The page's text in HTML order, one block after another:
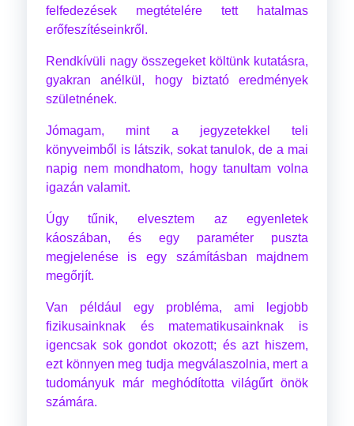
felfedezések megtételére tett hatalmas
erőfeszítéseinkről.
Rendkívüli nagy összegeket költünk kutatásra,
gyakran anélkül, hogy biztató eredmények
születnének.
Jómagam, mint a jegyzetekkel teli
könyveimből is látszik, sokat tanulok, de a mai
napig nem mondhatom, hogy tanultam volna
igazán valamit.
Úgy tűnik, elvesztem az egyenletek
káoszában, és egy paraméter puszta
megjelenése is egy számításban majdnem
megőrjít.
Van például egy probléma, ami legjobb
fizikusainknak és matematikusainknak is
igencsak sok gondot okozott; és azt hiszem,
ezt könnyen meg tudja megválaszolnia, mert a
tudományuk már meghódította világűrt önök
számára.